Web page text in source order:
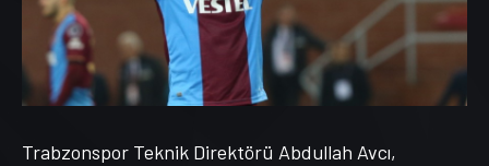
Trabzonspor Teknik Direktörü Abdullah Avcı,